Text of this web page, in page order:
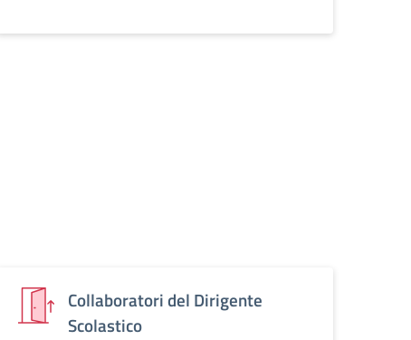
Collaboratori del Dirigente
Scolastico